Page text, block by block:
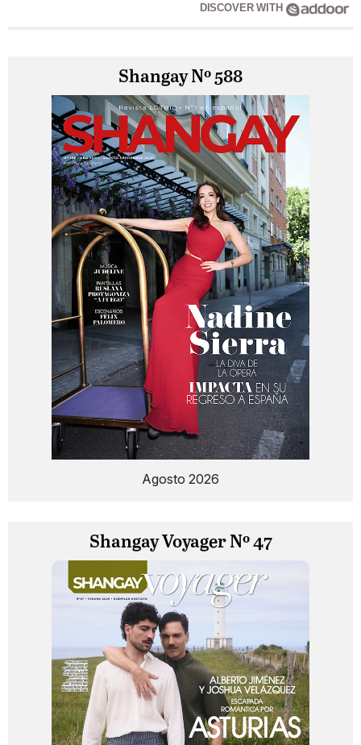
DISCOVER WITH
Shangay Nº 588
Agosto 2026
Shangay Voyager Nº 47